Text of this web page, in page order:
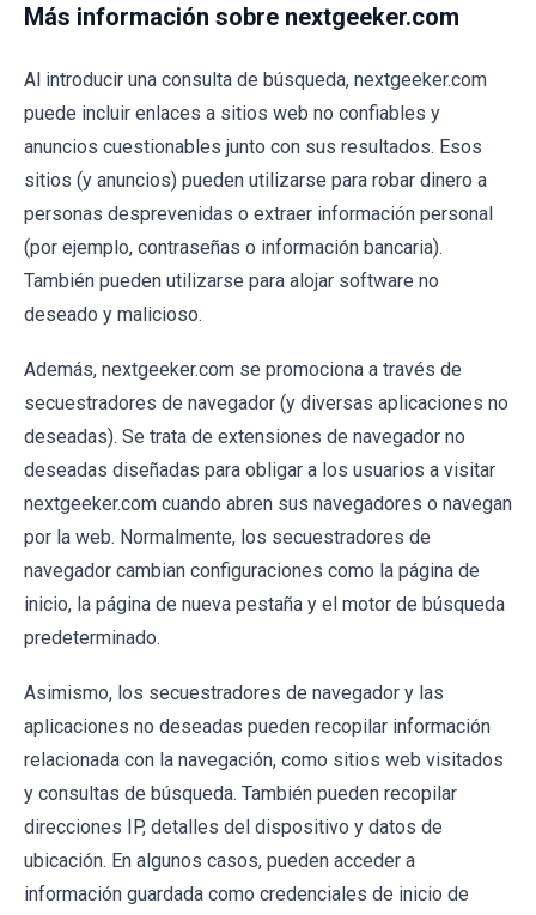
Más información sobre nextgeeker.com
Al introducir una consulta de búsqueda, nextgeeker.com
puede incluir enlaces a sitios web no confiables y
anuncios cuestionables junto con sus resultados. Esos
sitios (y anuncios) pueden utilizarse para robar dinero a
personas desprevenidas o extraer información personal
(por ejemplo, contraseñas o información bancaria).
También pueden utilizarse para alojar software no
deseado y malicioso.
Además, nextgeeker.com se promociona a través de
secuestradores de navegador (y diversas aplicaciones no
deseadas). Se trata de extensiones de navegador no
deseadas diseñadas para obligar a los usuarios a visitar
nextgeeker.com cuando abren sus navegadores o navegan
por la web. Normalmente, los secuestradores de
navegador cambian configuraciones como la página de
inicio, la página de nueva pestaña y el motor de búsqueda
predeterminado.
Asimismo, los secuestradores de navegador y las
aplicaciones no deseadas pueden recopilar información
relacionada con la navegación, como sitios web visitados
y consultas de búsqueda. También pueden recopilar
direcciones IP, detalles del dispositivo y datos de
ubicación. En algunos casos, pueden acceder a
información guardada como credenciales de inicio de